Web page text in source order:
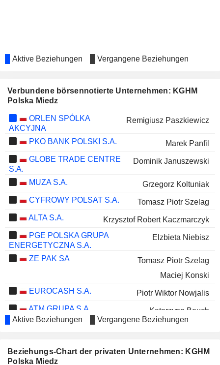
Aktive Beziehungen Vergangene Beziehungen
Verbundene börsennotierte Unternehmen: KGHM
Polska Miedz
ORLEN SPÓLKA
AKCYJNA
Remigiusz Paszkiewicz
PKO BANK POLSKI S.A.
Marek Panfil
GLOBE TRADE CENTRE
S.A.
Dominik Januszewski
MUZA S.A.
Grzegorz Koltuniak
CYFROWY POLSAT S.A.
Tomasz Piotr Szelag
ALTA S.A.
Krzysztof Robert Kaczmarczyk
PGE POLSKA GRUPA
ENERGETYCZNA S.A.
Elzbieta Niebisz
ZE PAK SA
Tomasz Piotr Szelag
Maciej Konski
EUROCASH S.A.
Piotr Wiktor Nowjalis
ATM GRUPA S.A.
Katarzyna Beuch
MODIVO S.A.
CAPITAL PARTNERS S.A.
Aktive Beziehungen Vergangene Beziehungen
Beziehungs-Chart der privaten Unternehmen: KGHM
Polska Miedz